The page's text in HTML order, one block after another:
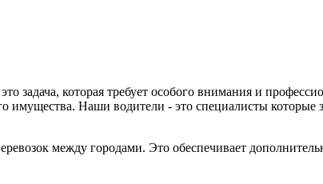
задача, которая требует особого внимания и
имущества. Наши водители - это специалисты которые
между городами. Это обеспечивает